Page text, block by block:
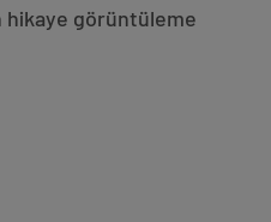
hikaye görüntüleme